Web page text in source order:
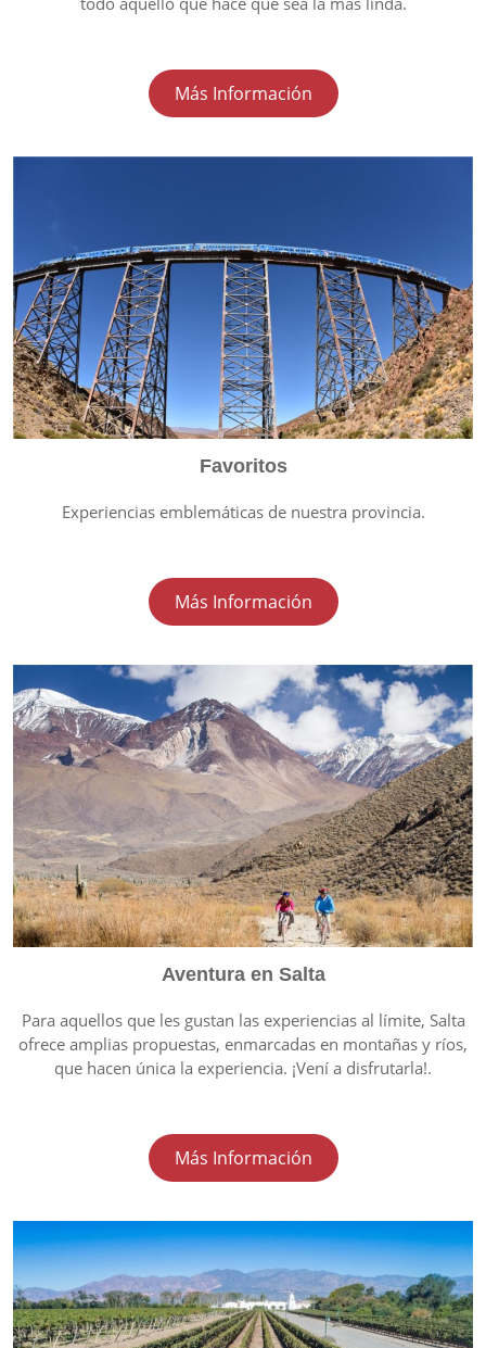
Más Información
Favoritos
Experiencias emblemáticas de nuestra provincia.
Más Información
Aventura en Salta
Para aquellos que les gustan las experiencias al límite, Salta
ofrece amplias propuestas, enmarcadas en montañas y ríos,
que hacen única la experiencia. ¡Vení a disfrutarla!.
Más Información